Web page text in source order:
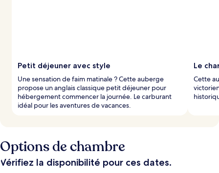
Petit déjeuner avec style
Une sensation de faim matinale ? Cette auberge
propose un anglais classique petit déjeuner pour
hébergement commencer la journée. Le carburant
idéal pour les aventures de vacances.
Le
Cette
Options de chambre
Vérifiez la disponibilité pour ces dates.